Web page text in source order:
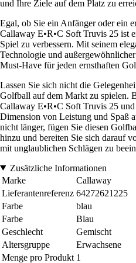
und Ihre Ziele auf dem Platz zu
Egal, ob Sie ein Anfänger oder ein
Callaway E•R•C Soft Truvis 25 ist
Spiel zu verbessern. Mit seinem
Technologie und
Must-Have für jeden ernsthaften
Lassen Sie sich nicht die
Golfball auf dem Markt zu spielen.
Callaway E•R•C Soft Truvis 25
Dimension von Leistung und Spaß
nicht länger, fügen Sie diesen
hinzu und bereiten Sie sich darauf
mit unglaublichen Schlägen zu
Zusätzliche Informationen
Marke
Callaway
Lieferantenreferenz 64272621225
Farbe
blau
Farbe
Blau
Geschlecht
Gemischt
Altersgruppe
Erwachsene
Menge pro Produkt 1